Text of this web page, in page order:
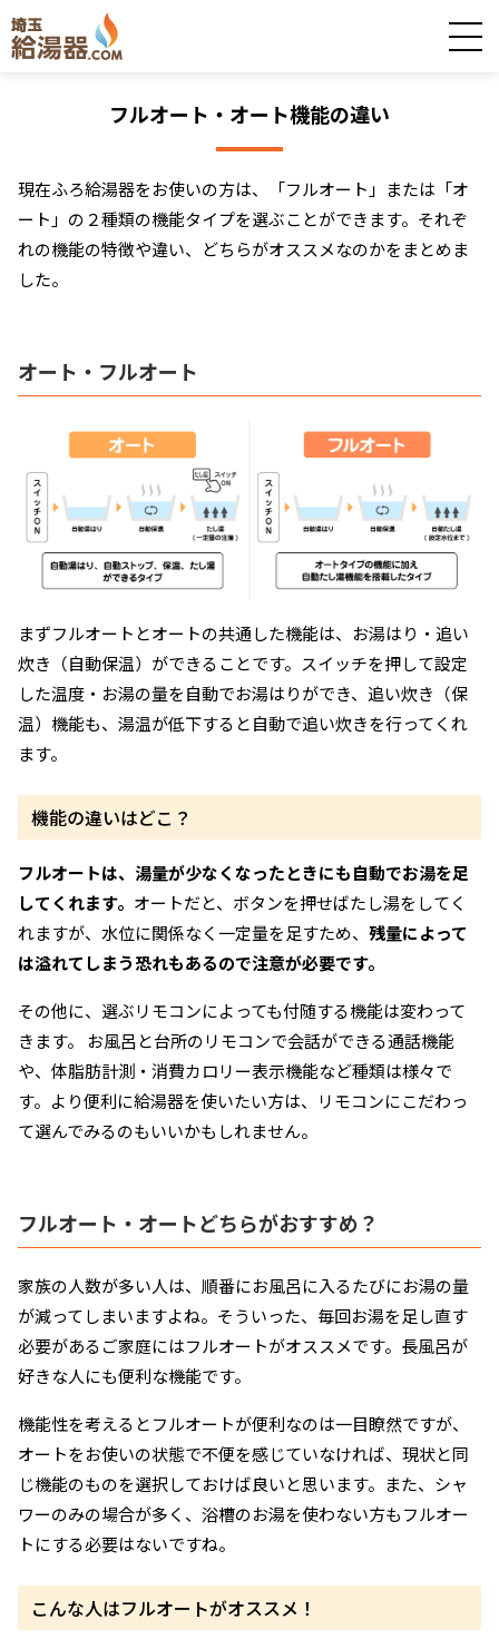
フルオート・オート機能の違い
現在ふろ給湯器をお使いの方は、「フルオート」または「オ
ート」の２種類の機能タイプを選ぶことができます。それぞ
れの機能の特徴や違い、どちらがオススメなのかをまとめま
した。
オート・フルオート
まずフルオートとオートの共通した機能は、お湯はり・追い
炊き（自動保温）ができることです。スイッチを押して設定
した温度・お湯の量を自動でお湯はりができ、追い炊き（保
温）機能も、湯温が低下すると自動で追い炊きを行ってくれ
ます。
機能の違いはどこ？
フルオートは、湯量が少なくなったときにも自動でお湯を足
してくれます。 オートだと、ボタンを押せばたし湯をしてく
れますが、水位に関係なく一定量を足すため、 残量によって
は溢れてしまう恐れもあるので注意が必要です。
その他に、選ぶリモコンによっても付随する機能は変わって
きます。 お風呂と台所のリモコンで会話ができる通話機能
や、体脂肪計測・消費カロリー表示機能など種類は様々で
す。より便利に給湯器を使いたい方は、リモコンにこだわっ
て選んでみるのもいいかもしれません。
フルオート・オートどちらがおすすめ？
家族の人数が多い人は、順番にお風呂に入るたびにお湯の量
が減ってしまいますよね。そういった、毎回お湯を足し直す
必要があるご家庭にはフルオートがオススメです。長風呂が
好きな人にも便利な機能です。
機能性を考えるとフルオートが便利なのは一目瞭然ですが、
オートをお使いの状態で不便を感じていなければ、現状と同
じ機能のものを選択しておけば良いと思います。また、シャ
ワーのみの場合が多く、浴槽のお湯を使わない方もフルオー
トにする必要はないですね。
こんな人はフルオートがオススメ！